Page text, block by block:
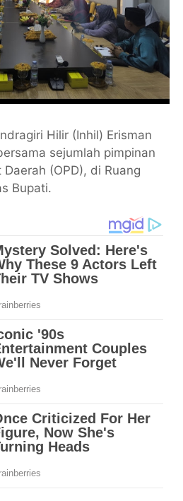
Hilir (Inhil) Erisman
sejumlah pimpinan
(OPD), di Ruang
Bupati.